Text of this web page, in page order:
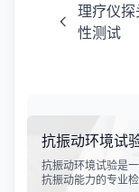
理疗仪
性测试
抗振动环境试
抗振动环境试验是
抗振动能力的专业